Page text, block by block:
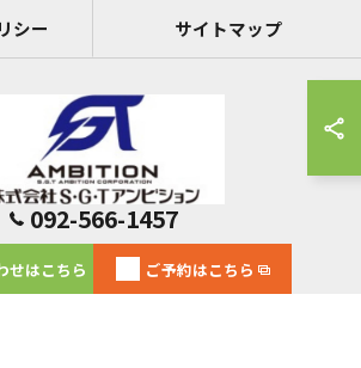
092-566-1457
せはこちら ご予約はこちら
シー サイトマップ
ペースならS・G・Tベースラボール ALL RIGHTS
RESERVED.